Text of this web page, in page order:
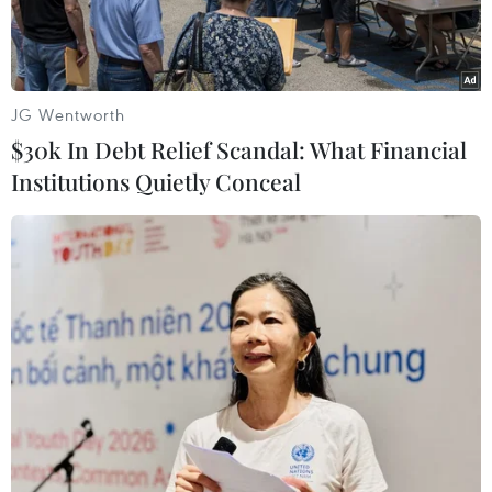
Ảnh minh họa. (Nguồn: IEEE Spectrum)
Bộ Thương mại, Công nghiệp và Năng lượng
Hàn Quốc thông báo Cơ quan chuyên trách các
JG Wentworth
$30k In Debt Relief Scandal: What Financial
Institutions Quietly Conceal